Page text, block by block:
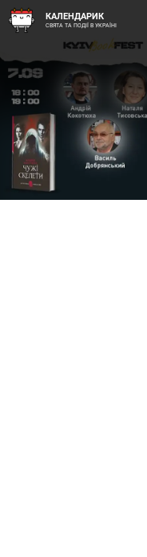
КАЛЕНДАРИК
СВЯТА ТА ПОДІЇ В УКРАЇНІ